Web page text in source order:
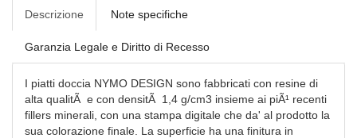
Descrizione Note specifiche
Garanzia Legale e Diritto di Recesso
I piatti doccia NYMO DESIGN sono fabbricati con resine di
alta qualitÃ e con densitÃ 1,4 g/cm3 insieme ai piÃ¹ recenti
fillers minerali, con una stampa digitale che da' al prodotto la
sua colorazione finale. La superficie ha una finitura in